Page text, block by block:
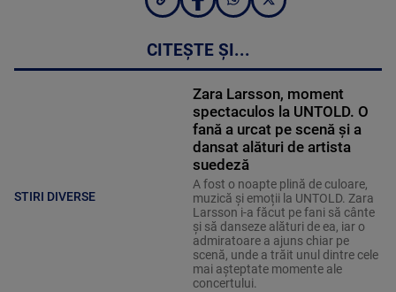
CITEȘTE ȘI...
STIRI DIVERSE
Zara Larsson, moment
spectaculos la UNTOLD. O
fană a urcat pe scenă și a
dansat alături de artista
suedeză
A fost o noapte plină de culoare,
muzică și emoții la UNTOLD. Zara
Larsson i-a făcut pe fani să cânte
și să danseze alături de ea, iar o
admiratoare a ajuns chiar pe
scenă, unde a trăit unul dintre cele
mai așteptate momente ale
concertului.